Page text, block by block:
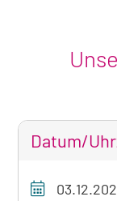
Übersicht
Datum/